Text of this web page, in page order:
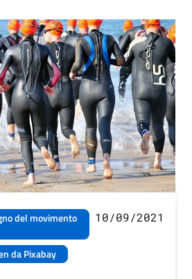
del movimento
da Pixabay
10/09/2021